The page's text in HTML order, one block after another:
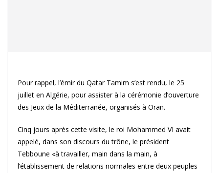
Pour rappel, l’émir du Qatar Tamim s’est rendu, le 25
juillet en Algérie, pour assister à la cérémonie d’ouverture
des Jeux de la Méditerranée, organisés à Oran.
Cinq jours après cette visite, le roi Mohammed VI avait
appelé, dans son discours du trône, le président
Tebboune «à travailler, main dans la main, à
l’établissement de relations normales entre deux peuples